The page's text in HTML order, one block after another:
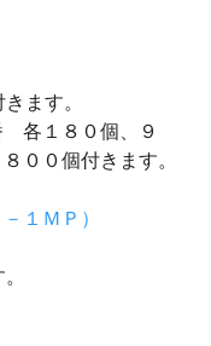
ます。
各１８０個、９
００個付きます。
－１ＭＰ）